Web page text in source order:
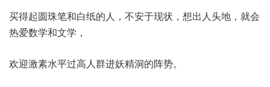
买得起圆珠笔和白纸的人，不安于现状，想出人头地，就会
热爱数学和文学，
欢迎激素水平过高人群进妖精洞的阵势。